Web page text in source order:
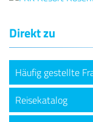
Direkt zu
Häufig gestellte
Reisekatalog